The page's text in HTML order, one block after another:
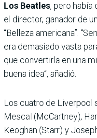
Los Beatles, pero había
el director, ganador de
“Belleza americana”.
era demasiado vasta
que convertirla en una
buena idea”, añadió.
Los cuatro de Liverpool
Mescal (McCartney),
Keoghan (Starr) y